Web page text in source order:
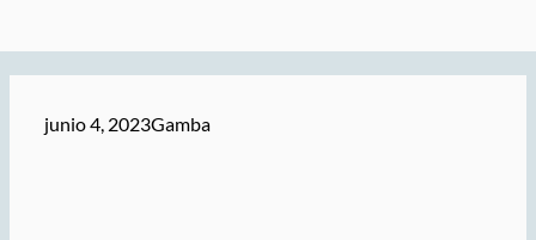
junio 4, 2023Gamba